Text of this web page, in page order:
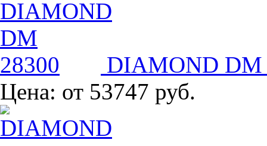
DIAMOND DM
Цена: от 53747 руб.